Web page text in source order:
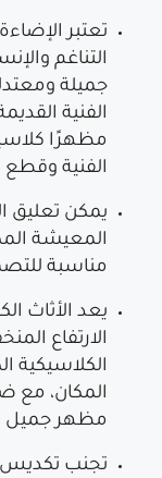
تعتبر
التناغم
جميلة
الفنية
مظهرًا
الفنية وقطع
يمكن تعليق
المعيشة
مناسبة
يعد الأثاث
الارتفاع
الكلاسيكية
المكان، مع
مظهر جميل
تجنب تكديس